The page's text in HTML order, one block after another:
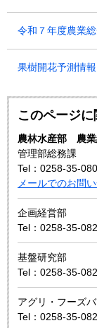
令和７年度農業
果樹開花予測情
このページ
農林水産部 農業
管理部総務課
Tel：0258-35-
メールでのお問
企画経営部
Tel：0258-35-
基盤研究部
Tel：0258-35-
アグリ・フーズ
Tel：0258-35-